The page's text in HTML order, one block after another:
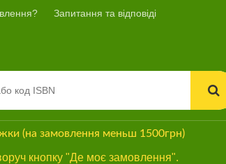
Запитання та відповіді
(на замовлення меньш 1500грн)
кнопку "Де моє замовлення".